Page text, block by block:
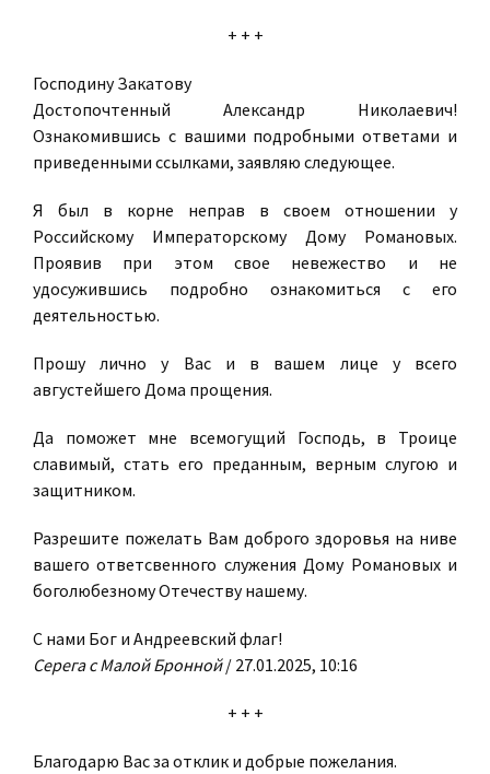
+ + +
Господину Закатову
Достопочтенный Александр Николаевич!
Ознакомившись с вашими подробными ответами и
приведенными ссылками, заявляю следующее.
Я был в корне неправ в своем отношении у
Российскому Императорскому Дому Романовых.
Проявив при этом свое невежество и не
удосужившись подробно ознакомиться с его
деятельностью.
Прошу лично у Вас и в вашем лице у всего
августейшего Дома прощения.
Да поможет мне всемогущий Господь, в Троице
славимый, стать его преданным, верным слугою и
защитником.
Разрешите пожелать Вам доброго здоровья на ниве
вашего ответсвенного служения Дому Романовых и
боголюбезному Отечеству нашему.
С нами Бог и Андреевский флаг!
Серега с Малой Бронной/ 27.01.2025, 10:16
+ + +
Благодарю Вас за отклик и добрые пожелания.